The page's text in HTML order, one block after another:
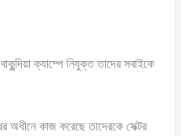
ক্যাম্পে নিযুক্ত তাদের সবাইকে
অধীনে কাজ করেছে তাদেরকে সেক্টর